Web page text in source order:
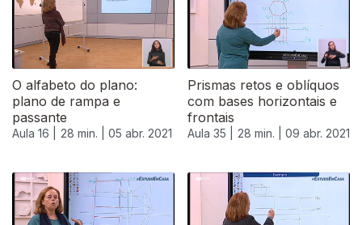
O alfabeto do plano:
plano de rampa e
passante
Aula 16 | 28 min. | 05 abr. 2021
Prismas retos e oblíquos
com bases horizontais e
frontais
Aula 35 | 28 min. | 09 abr. 2021